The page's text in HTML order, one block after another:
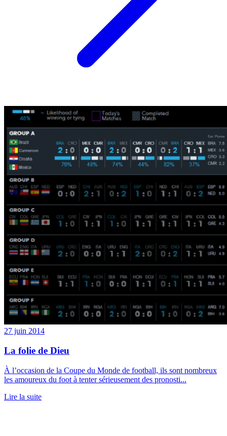
27 juin 2014
La folie de Dieu
À l’occasion de la Coupe du Monde de football, ils sont nombreux
les amoureux du foot à tenter sérieusement des pronosti...
Lire la suite